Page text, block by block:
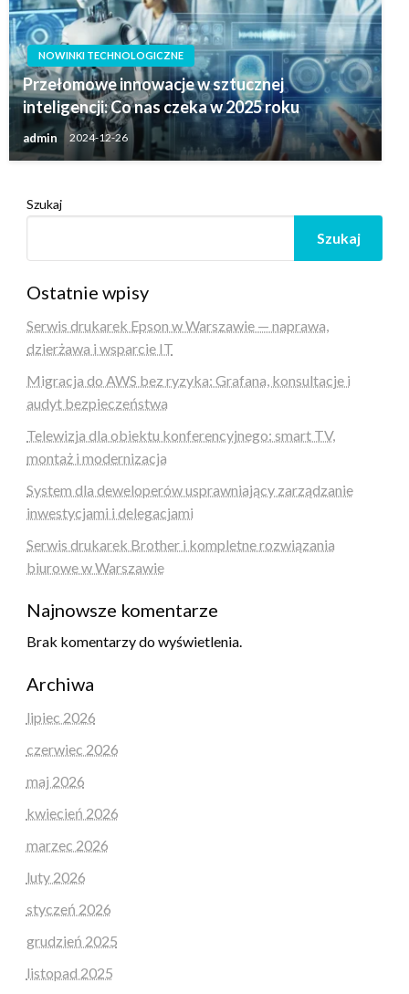
NOWINKI TECHNOLOGICZNE
Przełomowe innowacje w sztucznej
inteligencji: Co nas czeka w 2025 roku
admin 2024-12-26
Szukaj
Szukaj
Ostatnie wpisy
Serwis drukarek Epson w Warszawie — naprawa,
dzierżawa i wsparcie IT
Migracja do AWS bez ryzyka: Grafana, konsultacje i
audyt bezpieczeństwa
Telewizja dla obiektu konferencyjnego: smart TV,
montaż i modernizacja
System dla deweloperów usprawniający zarządzanie
inwestycjami i delegacjami
Serwis drukarek Brother i kompletne rozwiązania
biurowe w Warszawie
Najnowsze komentarze
Brak komentarzy do wyświetlenia.
Archiwa
lipiec 2026
czerwiec 2026
maj 2026
kwiecień 2026
marzec 2026
luty 2026
styczeń 2026
grudzień 2025
listopad 2025